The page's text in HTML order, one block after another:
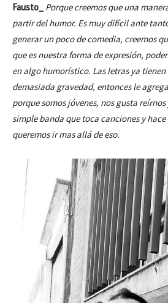
Fausto_ Porque creemos que una
partir del humor. Es muy difícil ante
generar un poco de comedia, creemos
que es nuestra forma de expresión,
en algo humorístico. Las letras ya
demasiada gravedad, entonces le
porque somos jóvenes, nos gusta
simple banda que toca canciones y
queremos ir mas allá de eso.